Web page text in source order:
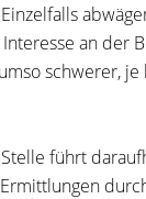
an der
schwerer,
führt